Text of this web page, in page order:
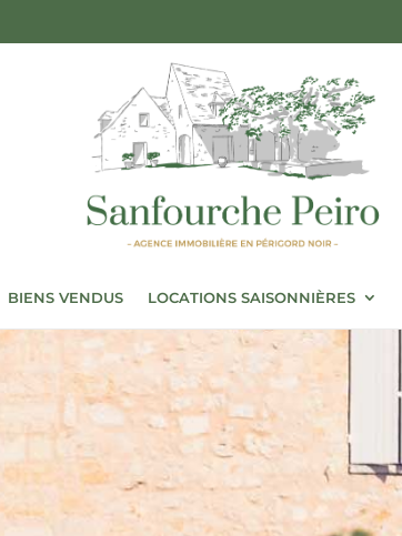
BIENS VENDUS LOCATIONS SAISONNIÈRES